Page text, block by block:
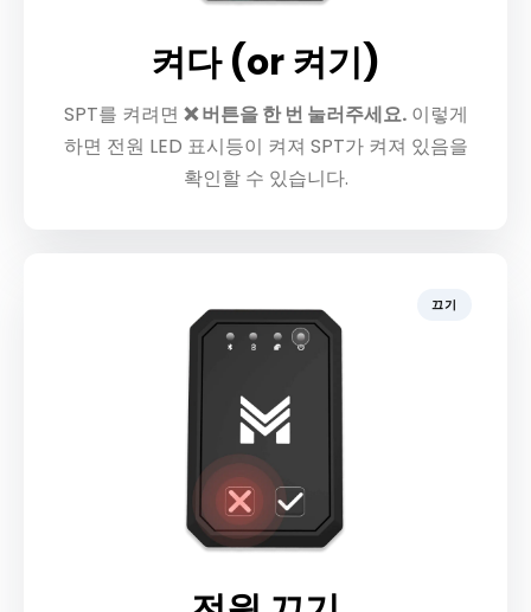
켜다 (or 켜기)
SPT를 켜려면 ❌ 버튼을 한 번 눌러주세요.이렇게
하면 전원 LED 표시등이 켜져 SPT가 켜져 있음을
확인할 수 있습니다.
끄기